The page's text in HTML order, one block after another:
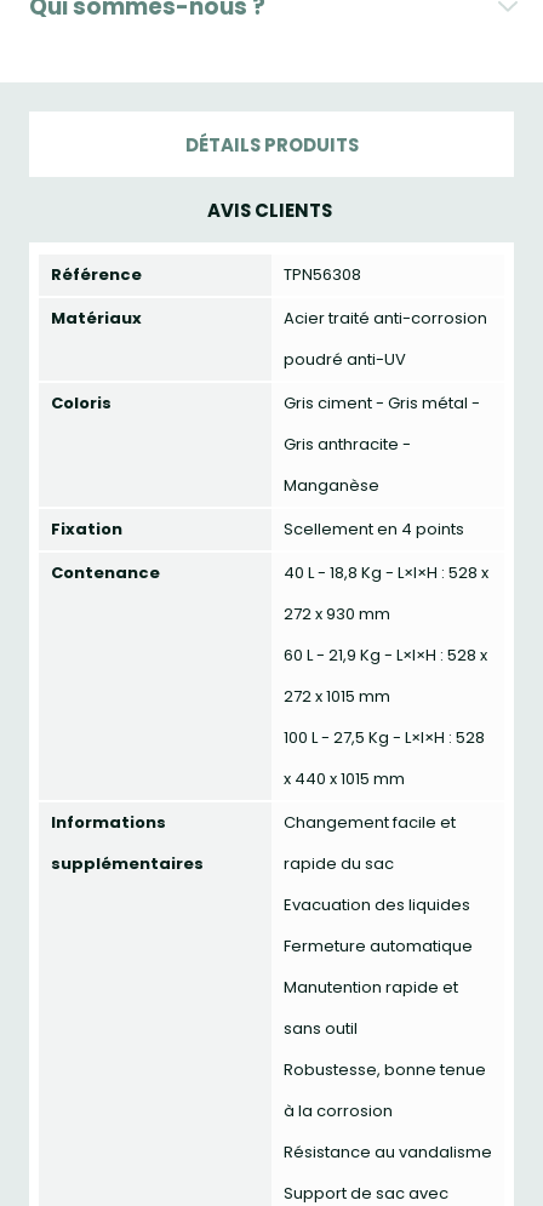
Qui sommes-nous ?
DÉTAILS PRODUITS
AVIS CLIENTS
Référence
TPN56308
Matériaux
Acier traité anti-corrosion
poudré anti-UV
Coloris
Gris ciment - Gris métal -
Gris anthracite -
Manganèse
Fixation
Scellement en 4 points
Contenance
40 L - 18,8 Kg - L×l×H : 528 x
272 x 930 mm
60 L - 21,9 Kg - L×l×H : 528 x
272 x 1015 mm
100 L - 27,5 Kg - L×l×H : 528
x 440 x 1015 mm
Informations
supplémentaires
Changement facile et
rapide du sac
Evacuation des liquides
Fermeture automatique
Manutention rapide et
sans outil
Robustesse, bonne tenue
à la corrosion
Résistance au vandalisme
Support de sac avec